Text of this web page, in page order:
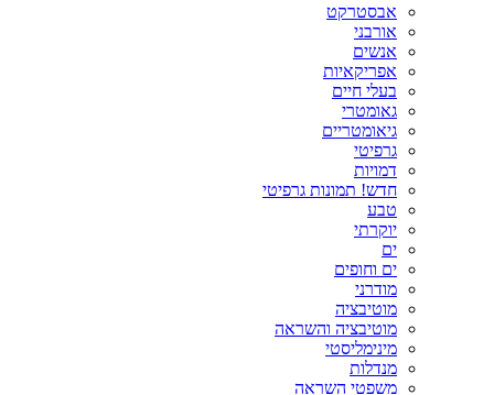
אבסטרקט
אורבני
אנשים
אפריקאיות
בעלי חיים
גאומטרי
גיאומטריים
גרפיטי
דמויות
חדש! תמונות גרפיטי
טבע
יוקרתי
ים
ים וחופים
מודרני
מוטיבציה
מוטיבציה והשראה
מינימליסטי
מנדלות
משפטי השראה